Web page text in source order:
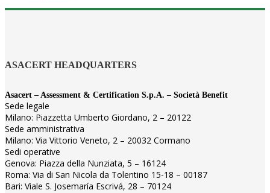
ASACERT HEADQUARTERS
Asacert – Assessment & Certification S.p.A. – Società Benefit
Sede legale
Milano: Piazzetta Umberto Giordano, 2 – 20122
Sede amministrativa
Milano: Via Vittorio Veneto, 2 – 20032 Cormano
Sedi operative
Genova: Piazza della Nunziata, 5 – 16124
Roma: Via di San Nicola da Tolentino 15-18 – 00187
Bari: Viale S. Josemaría Escrivá, 28 – 70124